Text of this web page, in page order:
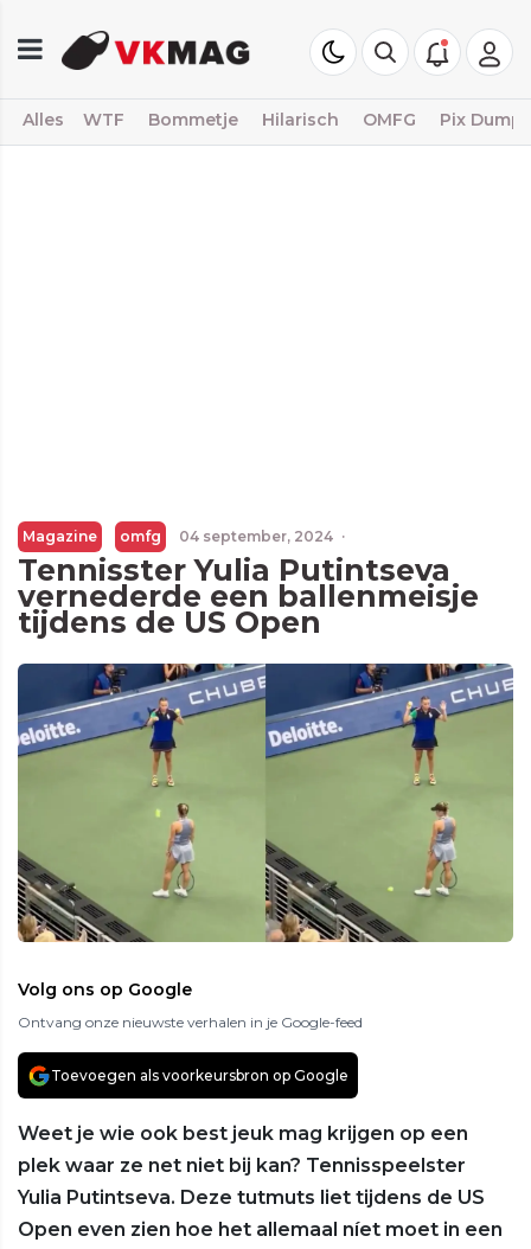
Alles WTF Bommetje Hilarisch OMFG Pix Dump
Magazine omfg 04 september, 2024 ·
Tennisster Yulia Putintseva
vernederde een ballenmeisje
tijdens de US Open
Volg ons op Google
Ontvang onze nieuwste verhalen in je Google-feed
Toevoegen als voorkeursbron op Google
Weet je wie ook best jeuk mag krijgen op een
plek waar ze net niet bij kan? Tennisspeelster
Yulia Putintseva. Deze tutmuts liet tijdens de US
Open even zien hoe het allemaal níet moet in een